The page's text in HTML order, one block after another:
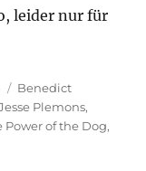
leider nur für
Schlagwörter
Benedict
Plemons,
Power of the Dog,